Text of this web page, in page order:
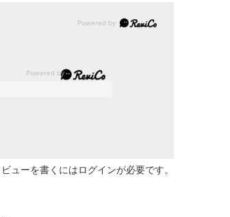
ューを書くにはログインが必要です。